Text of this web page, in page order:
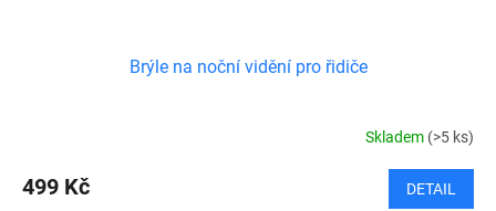
Brýle na noční vidění pro řidiče
Skladem (>5 ks)
499 Kč DETAIL